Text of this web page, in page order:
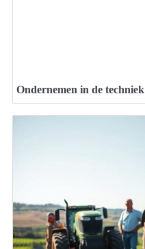
Ondernemen in de techniek